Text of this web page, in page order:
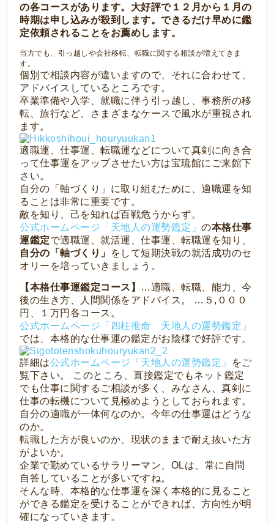
の各コースがあります。大好評で１２月から１月の
時期は申し込みが殺到します。できるだけ早めに鑑
定依頼されることをお薦めします。
当方でも、引っ越しや会社移転、転職に関する相談が増えてきま
す。
個別で相談内容が違いますので、それに合わせて、
アドバイスしているところです。
卒業準備や入学、就職に伴う引っ越し、事務所の移
転、旅行など、さまざまなケースで風水が重視され
ます。
適職運、仕事運、転職運などについて真剣に向き合
って仕事運をアップさせたい方は宝琉館にご来館下
さい。
自分の「軸づくり」に取り組むために、適職運を知
ることは非常に重要です。
敵を知り、己を知れば百戦危うからず。
公式ホームページ「天地人の運勢鑑定」の本格仕事
運鑑定で適職運、就活運、仕事運、転職運を知り、
自分の「軸づくり」
をして短期決戦の就活成功のセ
オリーを培っていきましょう。
【本格仕事運鑑定コース】
…適職、転職、能力、今
後の生き方、人間関係をアドバイス。 …５,０００
円、１万円各コース。
公式ホームページ「四柱推命 天地人の運勢鑑定」
では、本格的な仕事運の鑑定がお陰様で好評です。
詳細は公式ホームページ「天地人の運勢鑑定」
をご
覧下さい。 このところ、直接鑑定でもネット鑑定
でも仕事に関するご相談が多く、みなさん、真剣に
仕事の転機について見極めようとしておられます。
自分の適職が一体何なのか。今年の仕事運はどうな
のか。
転職した方が良いのか、現状のままで耐え抜いた方
がよいか。
企業で勤めているサラリーマン、OLは、常に自問
自答していることが多いですね。
そんな時、本格的な仕事運を深く本格的に見ること
ができる鑑定を受けることができれば、方向性が明
確になっていきます。